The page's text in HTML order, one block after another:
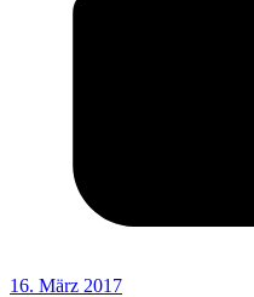
16. März 2017